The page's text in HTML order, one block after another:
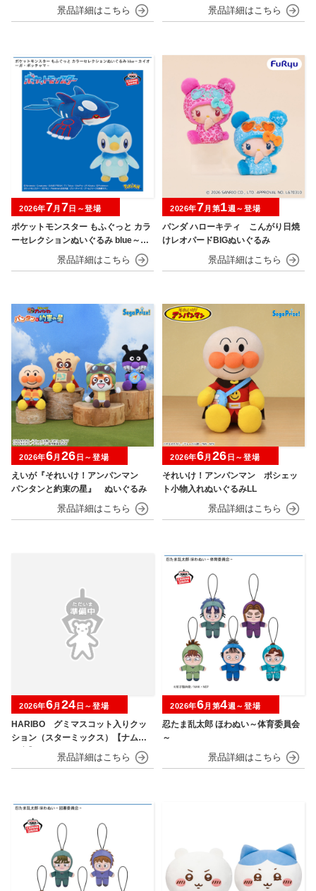
ポケットモンスター もふぐっと カラ
ーセレクションぬいぐるみ blue～カ
イオーガ・ポッチャマ～
2026年7月 7日～登場
パンダ ハローキティ こんがり日焼
けレオパードBIGぬいぐるみ
2026年7月第1週～登場
えいが『それいけ！アンパンマン
パンタンと約束の星』 ぬいぐるみ
2026年6月 26 日～登場
それいけ！アンパンマン ポシェッ
ト小物入れぬいぐるみLL
2026年6月 26 日～登場
HARIBO グミマスコット入りクッ
ション（スターミックス）【ナムコ
2026年6月 24 日～登場
忍たま乱太郎 ほわぬい～体育委員会
～
2026年6月第4週～登場